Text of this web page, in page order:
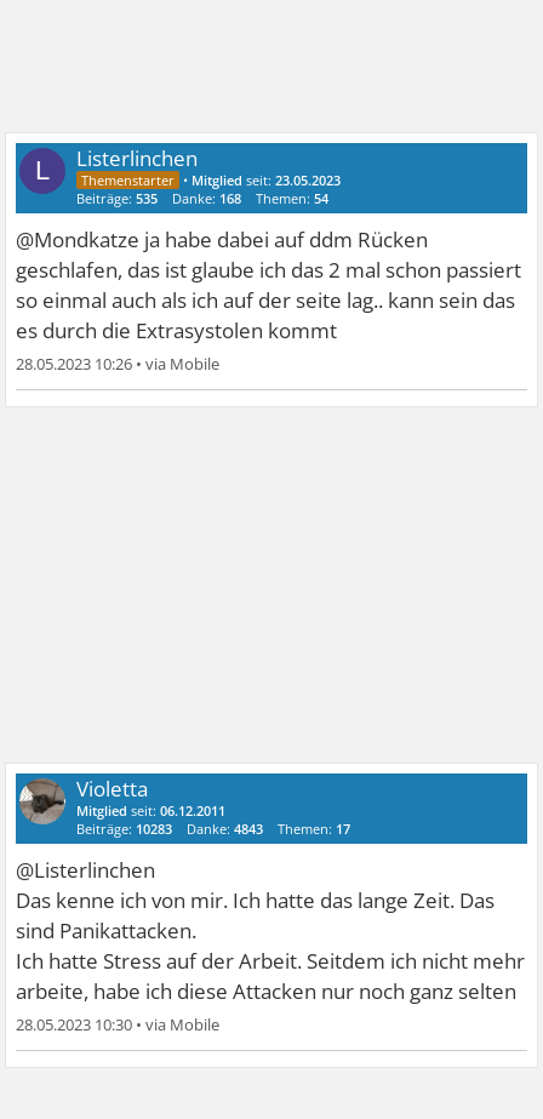
L Listerlinchen
• Mitglied seit:23.05.2023
Beiträge:535 Danke: 168 Themen:54
@Mondkatze ja habe dabei auf ddm Rücken
geschlafen, das ist glaube ich das 2 mal schon passiert
so einmal auch als ich auf der seite lag.. kann sein das
es durch die Extrasystolen kommt
28.05.2023 10:26 •
Violetta
Mitglied seit:06.12.2011
Beiträge: 10283 Danke:4843 Themen: 17
@Listerlinchen
Das kenne ich von mir. Ich hatte das lange Zeit. Das
sind Panikattacken.
Ich hatte Stress auf der Arbeit. Seitdem ich nicht mehr
arbeite, habe ich diese Attacken nur noch ganz selten
28.05.2023 10:30 •